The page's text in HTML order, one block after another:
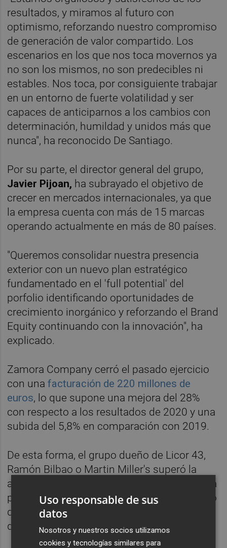
resultados, y miramos al futuro con
optimismo, reforzando nuestro compromiso
de generación de valor compartido. Los
escenarios en los que nos toca movernos ya
no son los mismos, no son predecibles ni
estables. Nos toca, por consiguiente trabajar
en un entorno de fuerte volatilidad y ser
capaces de anticiparnos a los cambios con
determinación, humildad y unidos más que
nunca", ha reconocido De Santiago.
Por su parte, el director general del grupo,
Javier Pijoan, ha subrayado el objetivo de
crecer en mercados internacionales, ya que
la empresa cuenta con más de 15 marcas
operando actualmente en más de 80 países.
"Queremos consolidar nuestra presencia
exterior con un nuevo plan estratégico
fundamentado en el 'full potential' del
porfolio identificando oportunidades de
crecimiento inorgánico y reforzando el Brand
Equity continuando con la innovación", ha
explicado.
Zamora Company cerró el pasado ejercicio
con una facturación de 220 millones de
euros, lo que supone una mejora del 28%
con respecto a los resultados de 2020 y una
subida del 5,8% en comparación con 2019.
De esta forma, el grupo dueño de Licor 43,
Ramón Bilbao o Martin Miller's superó la
actividad registrada en el ejercicio previo a la
pandemia e impulsó el crecimiento orgánico
de su negocio en todos los canales de
distribución y mercados.
Uso responsable de sus
datos
Nosotros y nuestros socios utilizamos
cookies y tecnologías similares para